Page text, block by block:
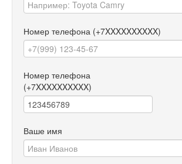
Номер телефона (+7XXXXXXXXXX)
Номер телефона
(+7XXXXXXXXXX)
Ваше имя